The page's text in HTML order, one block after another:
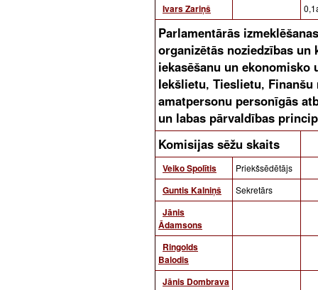
Ivars Zariņš
Parlamentārās
organizētās noziedzības
iekasēšanu un ekonomisko
Iekšlietu‚ Tieslietu‚
amatpersonu personīgās
un labas pārvaldības
Komisijas sēžu skaits
Veiko Spolītis Priekšsēdētājs
Guntis Kalniņš Sekretārs
Jānis
Ādamsons
Ringolds
Balodis
Jānis Dombrava